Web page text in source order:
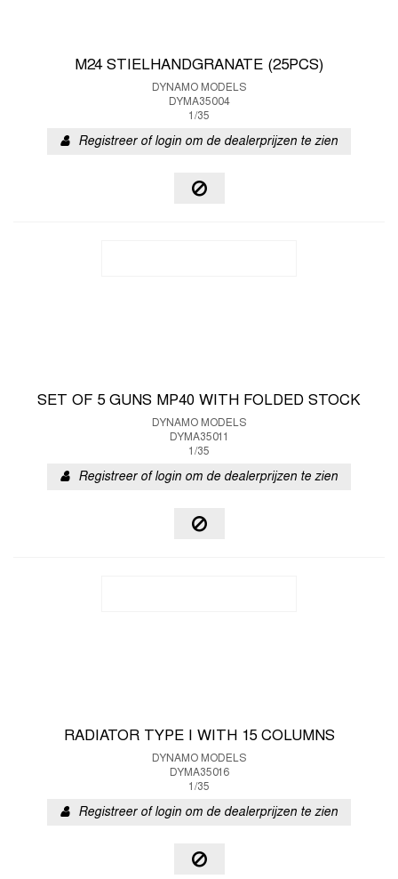
M24 STIELHANDGRANATE (25PCS)
DYNAMO MODELS
DYMA35004
1/35
Registreer of login om de dealerprijzen te zien
SET OF 5 GUNS MP40 WITH FOLDED STOCK
DYNAMO MODELS
DYMA35011
1/35
Registreer of login om de dealerprijzen te zien
RADIATOR TYPE I WITH 15 COLUMNS
DYNAMO MODELS
DYMA35016
1/35
Registreer of login om de dealerprijzen te zien